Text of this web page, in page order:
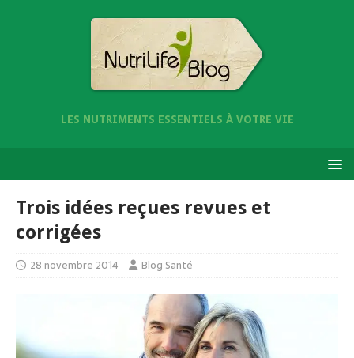
LES NUTRIMENTS ESSENTIELS À VOTRE VIE
Trois idées reçues revues et
corrigées
28 novembre 2014 Blog Santé